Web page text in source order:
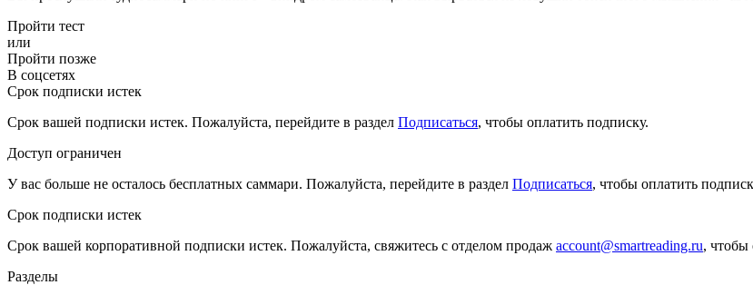
Пройти тест
или
Пройти позже
В соцсетях
Срок подписки истек
Срок вашей подписки истек. Пожалуйста, перейдите в раздел Подписаться, чтобы оплатить подписку.
Доступ ограничен
У вас больше не осталось бесплатных саммари. Пожалуйста, перейдите в раздел Подписаться, чтобы оплатить
Срок подписки истек
Срок вашей корпоративной подписки истек. Пожалуйста, свяжитесь с отделом продаж account@smartreading.ru, чтобы
Разделы